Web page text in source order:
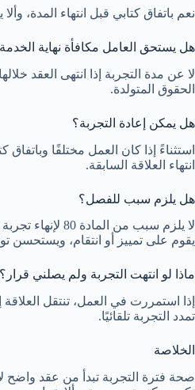
نعم باتفاق كتابي قبل انتهاء المدة، وألا
هل يستحق العامل مكافأة نهاية
لا عن مدة التجربة إذا انتهى العقد
الحقوق المتولدة.
هل يمكن إعادة التجربة؟
استثناءً إذا كان العمل مختلفًا
انتهاء العلاقة السابقة.
هل يلزم سبب للفصل؟
لا يلزم سبب من
يقوم على تمييز أو انتقام، ويستحسن
ماذا لو انتهت التجربة ولم يصلني قرار؟
إذا استمررت في العمل، تنتقل العلاقة
تمدد التجربة تلقائيًا.
الخلاصة
صحة فترة التجربة تبدأ من عقد